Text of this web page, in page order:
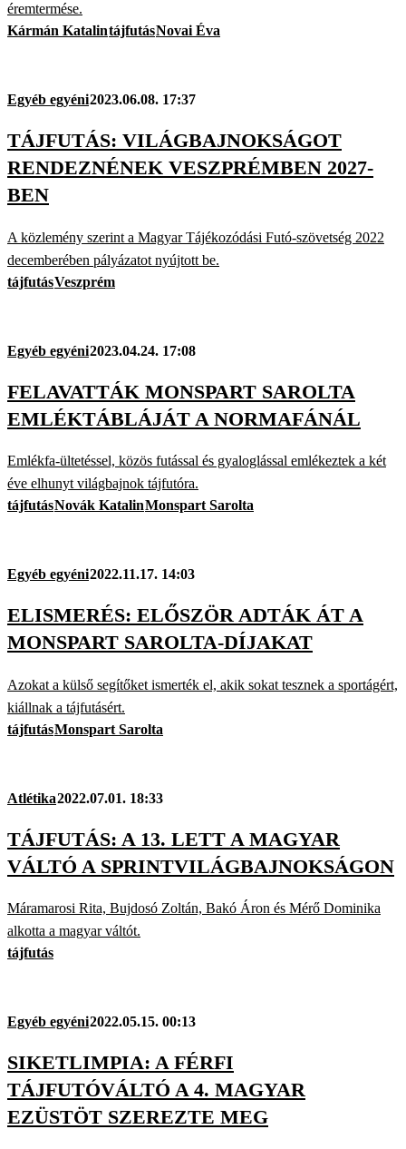
éremtermése.
Kármán KatalintájfutásNovai Éva
Egyéb egyéni2023.06.08. 17:37
TÁJFUTÁS: VILÁGBAJNOKSÁGOT
RENDEZNÉNEK VESZPRÉMBEN 2027-
BEN
A közlemény szerint a Magyar Tájékozódási Futó-szövetség 2022
decemberében pályázatot nyújtott be.
tájfutásVeszprém
Egyéb egyéni2023.04.24. 17:08
FELAVATTÁK MONSPART SAROLTA
EMLÉKTÁBLÁJÁT A NORMAFÁNÁL
Emlékfa-ültetéssel, közös futással és gyaloglással emlékeztek a két
éve elhunyt világbajnok tájfutóra.
tájfutásNovák KatalinMonspart Sarolta
Egyéb egyéni2022.11.17. 14:03
ELISMERÉS: ELŐSZÖR ADTÁK ÁT A
MONSPART SAROLTA-DÍJAKAT
Azokat a külső segítőket ismerték el, akik sokat tesznek a sportágért,
kiállnak a tájfutásért.
tájfutásMonspart Sarolta
Atlétika2022.07.01. 18:33
TÁJFUTÁS: A 13. LETT A MAGYAR
VÁLTÓ A SPRINTVILÁGBAJNOKSÁGON
Máramarosi Rita, Bujdosó Zoltán, Bakó Áron és Mérő Dominika
alkotta a magyar váltót.
tájfutás
Egyéb egyéni2022.05.15. 00:13
SIKETLIMPIA: A FÉRFI
TÁJFUTÓVÁLTÓ A 4. MAGYAR
EZÜSTÖT SZEREZTE MEG